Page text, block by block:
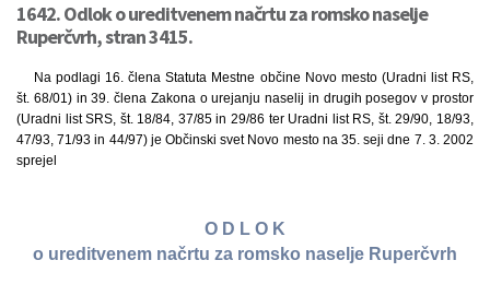
1642. Odlok o ureditvenem načrtu za romsko naselje
Ruperčvrh, stran 3415.
Na podlagi 16. člena Statuta Mestne občine Novo mesto (Uradni list RS,
št. 68/01) in 39. člena Zakona o urejanju naselij in drugih posegov v prostor
(Uradni list SRS, št. 18/84, 37/85 in 29/86 ter Uradni list RS, št. 29/90, 18/93,
47/93, 71/93 in 44/97) je Občinski svet Novo mesto na 35. seji dne 7. 3. 2002
sprejel
O D L O K
o ureditvenem načrtu za romsko naselje Ruperčvrh